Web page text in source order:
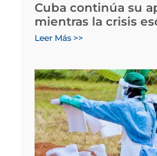
Cuba continúa su
mientras la crisis
Leer Más >>